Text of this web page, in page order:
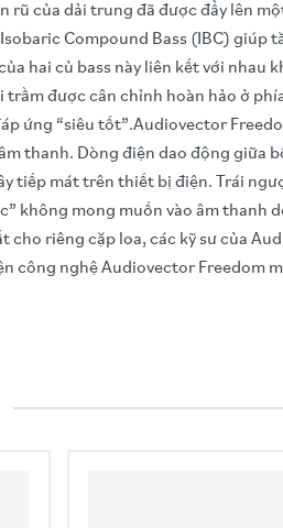
rũ của dải trung đã được đẩy lên
Compound Bass (IBC) giúp
hai củ bass này liên kết với
trầm được cân chỉnh hoàn hảo ở
ứng “siêu tốt”.Audiovector
thanh. Dòng điện dao động giữa
tiếp mát trên thiết bị điện. Trái
không mong muốn vào âm thanh
cho riêng cặp loa, các kỹ sư của
công nghệ Audiovector Freedom
20.3 & 16,5 cm Isobaric Bass Reflex
ứng: 28 Hz – 52 kHz